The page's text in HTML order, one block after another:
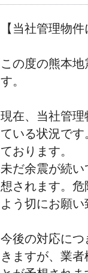
【当社管理物
この度の熊本
す。
現在、当社管
ている状況で
ております。
未だ余震が続
想されます。
よう切にお願
今後の対応に
きますが、業